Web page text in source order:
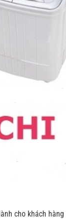
cho khách